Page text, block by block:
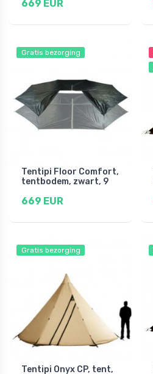
669 EUR
Gratis bezorging
Tentipi Floor Comfort,
tentbodem, zwart, 9
669 EUR
Gratis bezorging
Tentipi Onyx CP, tent,